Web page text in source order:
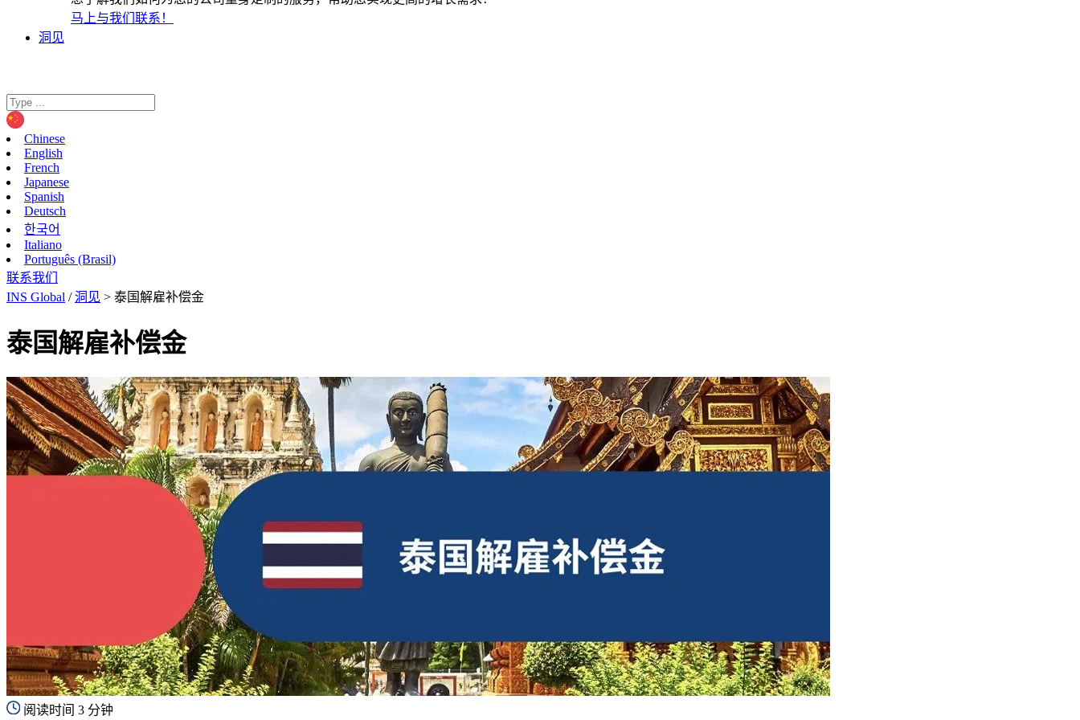
马上与我们联系！
洞见
Chinese
English
French
Japanese
Spanish
Deutsch
한국어
Italiano
Português (Brasil)
联系我们
INS Global /洞见 > 泰国解雇补偿金
泰国解雇补偿金
阅读时间 3 分钟